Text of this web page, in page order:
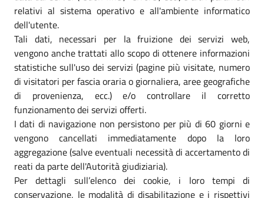
relativi al sistema operativo e all'ambiente informatico
dell'utente.
Tali dati, necessari per la fruizione dei servizi web,
vengono anche trattati allo scopo di ottenere informazioni
statistiche sull'uso dei servizi (pagine più visitate, numero
di visitatori per fascia oraria o giornaliera, aree geografiche
di provenienza, ecc.) e/o controllare il corretto
funzionamento dei servizi offerti.
I dati di navigazione non persistono per più di 60 giorni e
vengono cancellati immediatamente dopo la loro
aggregazione (salve eventuali necessità di accertamento di
reati da parte dell'Autorità giudiziaria).
Per dettagli sull’elenco dei cookie, i loro tempi di
conservazione, le modalità di disabilitazione e i rispettivi